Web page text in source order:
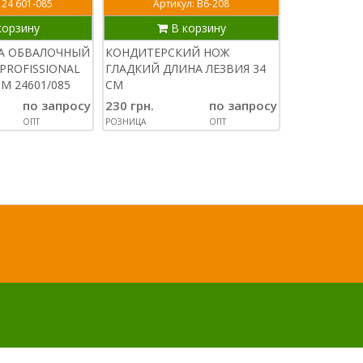
601-085
ОБВАЛОЧНЫЙ
24601/085
по запросу
ОПТ
Артикул: В6-208
В корзину
КОНДИТЕРСКИЙ НОЖ
ГЛАДКИЙ ДЛИНА ЛЕЗВИЯ 34
СМ
230 грн.
РОЗНИЦА
по запросу
ОПТ